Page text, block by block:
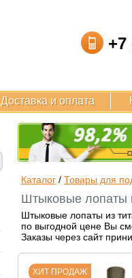
+7
Доставка и оплата
Каталог/ Товары для
Штыковые лопаты
Штыковые лопаты из
по выгодной цене Вы
Заказы через сайт
ХИТ ПРОДАЖ